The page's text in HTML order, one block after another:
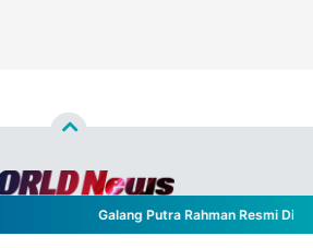
Galang Putra Rahman Resmi
WORLD NEWS™- All Rights Reserved
Designed byNghustle